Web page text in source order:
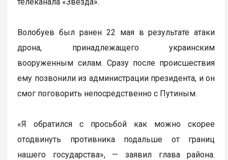
Волобуев был ранен 22 мая в результате атаки
дрона, принадлежащего украинским
вооруженным силам. Сразу после происшествия
ему позвонили из администрации президента, и он
смог поговорить непосредственно с Путиным.
«Я обратился с просьбой как можно скорее
отодвинуть противника подальше от границ
нашего государства», — заявил глава района.